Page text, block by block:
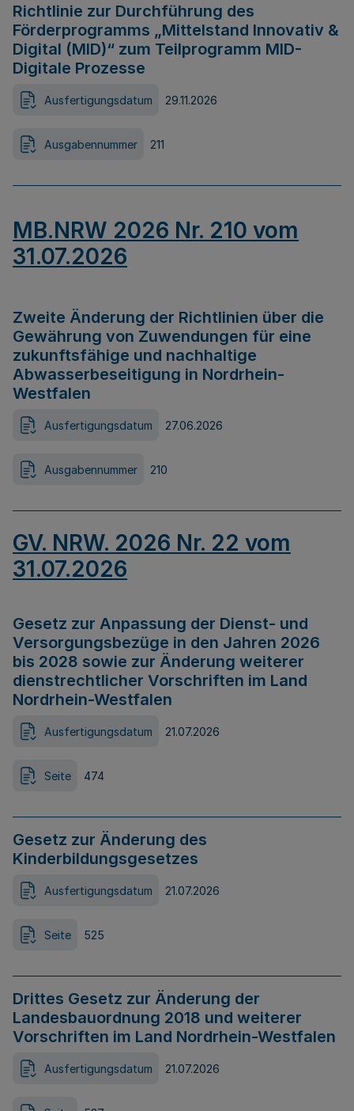
Richtlinie zur Durchführung des
Förderprogramms „Mittelstand Innovativ &
Digital (MID)“ zum Teilprogramm MID-
Digitale Prozesse
Ausfertigungsdatum 29.11.2026
Ausgabennummer 211
MB.NRW 2026 Nr. 210 vom
31.07.2026
Zweite Änderung der Richtlinien über die
Gewährung von Zuwendungen für eine
zukunftsfähige und nachhaltige
Abwasserbeseitigung in Nordrhein-
Westfalen
Ausfertigungsdatum 27.06.2026
Ausgabennummer 210
GV. NRW. 2026 Nr. 22 vom
31.07.2026
Gesetz zur Anpassung der Dienst- und
Versorgungsbezüge in den Jahren 2026
bis 2028 sowie zur Änderung weiterer
dienstrechtlicher Vorschriften im Land
Nordrhein-Westfalen
Ausfertigungsdatum 21.07.2026
Seite 474
Gesetz zur Änderung des
Kinderbildungsgesetzes
Ausfertigungsdatum 21.07.2026
Seite 525
Drittes Gesetz zur Änderung der
Landesbauordnung 2018 und weiterer
Vorschriften im Land Nordrhein-Westfalen
Ausfertigungsdatum 21.07.2026